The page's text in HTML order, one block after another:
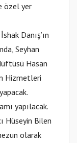
özel yer
Danış’ın
Seyhan
Hasan
Hizmetleri
yapılacak.
Hüseyin Bilen
olarak